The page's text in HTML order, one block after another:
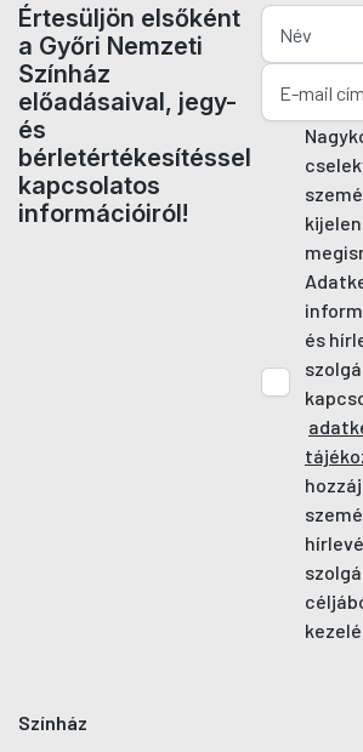
Értesüljön elsőként
a Győri Nemzeti
Színház
előadásaival, jegy-
és
bérletértékesítéssel
kapcsolatos
információiról!
és
Színház